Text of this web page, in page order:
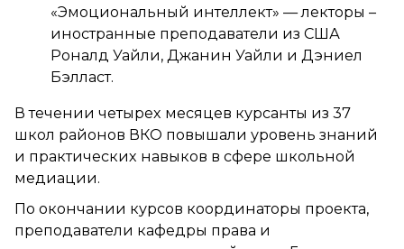
«Эмоциональный интеллект» — лекторы –
иностранные преподаватели из США
Роналд Уайли, Джанин Уайли и Дэниел
Бэлласт.
В течении четырех месяцев курсанты из 37
школ районов ВКО повышали уровень знаний
и практических навыков в сфере школьной
медиации.
По окончании курсов координаторы проекта,
преподаватели кафедры права и